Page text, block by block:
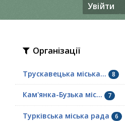
Увійти
Організації
Трускавецька міська... 8
Кам'янка-Бузька міс... 7
Турківська міська рада 6